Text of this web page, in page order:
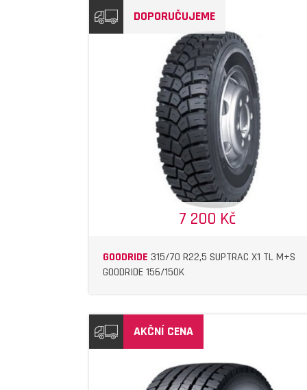
DOPORUČUJEME
7 200 Kč
GOODRIDE 315/70 R22,5 SUPTRAC X1 TL M+S
GOODRIDE 156/150K
DETAIL
AKČNÍ CENA